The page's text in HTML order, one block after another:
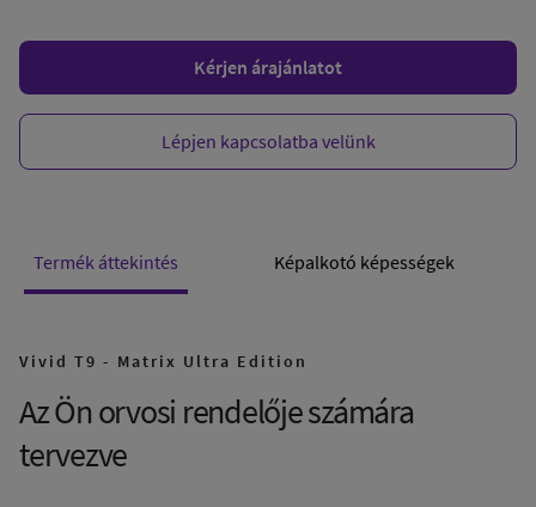
Kérjen árajánlatot
Lépjen kapcsolatba velünk
Termék áttekintés Képalkotó képességek
Vivid T9 - Matrix Ultra Edition
Az Ön orvosi rendelője számára
tervezve